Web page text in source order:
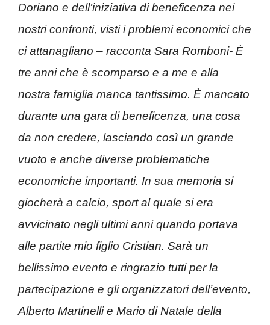
Doriano e dell’iniziativa di beneficenza nei
nostri confronti, visti i problemi economici che
ci attanagliano – racconta Sara Romboni- È
tre anni che è scomparso e a me e alla
nostra famiglia manca tantissimo. È mancato
durante una gara di beneficenza, una cosa
da non credere, lasciando così un grande
vuoto e anche diverse problematiche
economiche importanti. In sua memoria si
giocherà a calcio, sport al quale si era
avvicinato negli ultimi anni quando portava
alle partite mio figlio Cristian. Sarà un
bellissimo evento e ringrazio tutti per la
partecipazione e gli organizzatori dell’evento,
Alberto Martinelli e Mario di Natale della